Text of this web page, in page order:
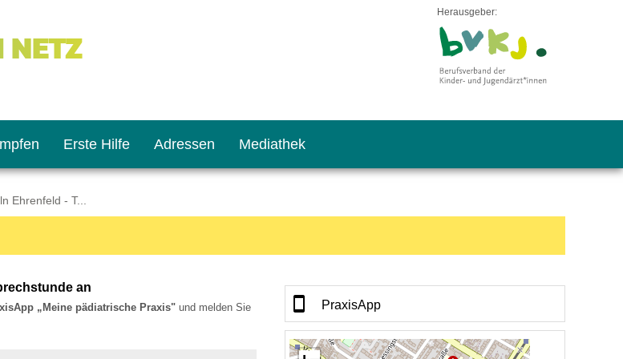
Herausgeber:
Erste Hilfe Adressen Mediathek
Ehrenfeld - T...
an
„Meine pädiatrische Praxis" und melden Sie
PraxisApp